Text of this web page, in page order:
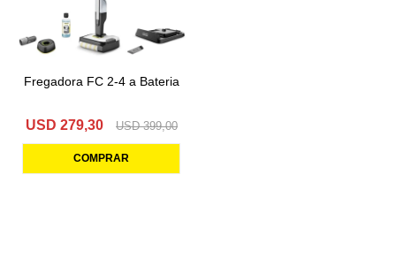
Fregadora FC 2-4 a Bateria
USD 279,30 USD 399,00